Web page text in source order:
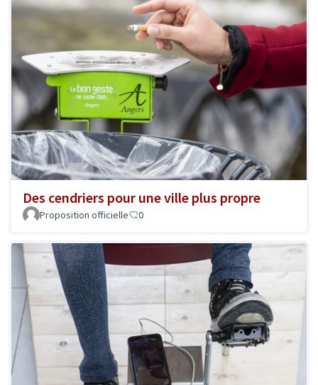
Des cendriers pour une ville plus propre
Proposition officielle 0